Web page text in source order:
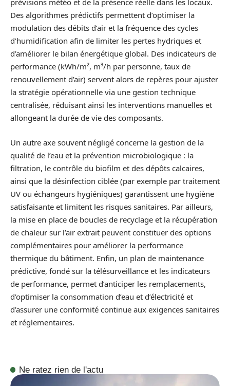
prévisions météo et de la présence réelle dans les locaux.
Des algorithmes prédictifs permettent d’optimiser la
modulation des débits d’air et la fréquence des cycles
d’humidification afin de limiter les pertes hydriques et
d’améliorer le bilan énergétique global. Des indicateurs de
performance (kWh/m², m³/h par personne, taux de
renouvellement d’air) servent alors de repères pour ajuster
la stratégie opérationnelle via une gestion technique
centralisée, réduisant ainsi les interventions manuelles et
allongeant la durée de vie des composants.
Un autre axe souvent négligé concerne la gestion de la
qualité de l’eau et la prévention microbiologique : la
filtration, le contrôle du biofilm et des dépôts calcaires,
ainsi que la désinfection ciblée (par exemple par traitement
UV ou échangeurs hygiéniques) garantissent une hygiène
satisfaisante et limitent les risques sanitaires. Par ailleurs,
la mise en place de boucles de recyclage et la récupération
de chaleur sur l’air extrait peuvent constituer des options
complémentaires pour améliorer la performance
thermique du bâtiment. Enfin, un plan de maintenance
prédictive, fondé sur la télésurveillance et les indicateurs
de performance, permet d’anticiper les remplacements,
d’optimiser la consommation d’eau et d’électricité et
d’assurer une conformité continue aux exigences sanitaires
et réglementaires.
Ne ratez rien de l'actu